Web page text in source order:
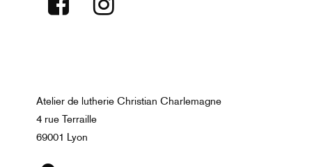
Atelier de lutherie Christian Charlemagne
4 rue Terraille
69001 Lyon